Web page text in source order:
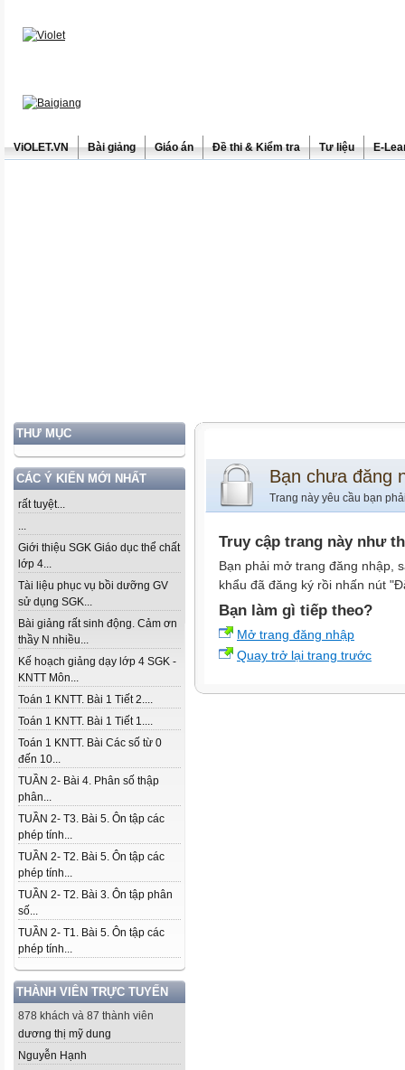
ViOLET.VN Bài giảng Giáo án Đề thi & Kiểm tra Tư liệu E-
THƯ MỤC
CÁC Ý KIẾN MỚI NHẤT
rất tuyệt...
...
Giới thiệu SGK Giáo dục thể chất
lớp 4...
Tài liệu phục vụ bồi dưỡng GV
sử dụng SGK...
Bài giảng rất sinh động. Cảm ơn
thầy N nhiều...
Kế hoạch giảng dạy lớp 4 SGK -
KNTT Môn...
Toán 1 KNTT. Bài 1 Tiết 2....
Toán 1 KNTT. Bài 1 Tiết 1....
Toán 1 KNTT. Bài Các số từ 0
đến 10...
TUẦN 2- Bài 4. Phân số thập
phân...
TUẦN 2- T3. Bài 5. Ôn tập các
phép tính...
TUẦN 2- T2. Bài 5. Ôn tập các
phép tính...
TUẦN 2- T2. Bài 3. Ôn tập phân
số...
TUẦN 2- T1. Bài 5. Ôn tập các
phép tính...
THÀNH VIÊN TRỰC TUYẾN
878 khách và 87 thành viên
dương thị mỹ dung
Nguyễn Hạnh
Bạn chưa đăng
Trang này yêu cầu bạn
Truy cập trang này như
Bạn phải mở trang đăng nhập,
khẩu đã đăng ký rồi nhấn nút
Bạn làm gì tiếp theo?
Mở trang đăng nhập
Quay trở lại trang trước